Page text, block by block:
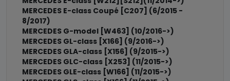
MERCEDES E-class Coupé [C207] (6/2015 -
8/2017)
MERCEDES G-model [W463] (10/2016->)
MERCEDES GL-class [X166] (9/2016->)
MERCEDES GLA-class [X156] (9/2015->)
MERCEDES GLC-class [X253] (11/2015->)
MERCEDES GLE-class [W166] (11/2015->)